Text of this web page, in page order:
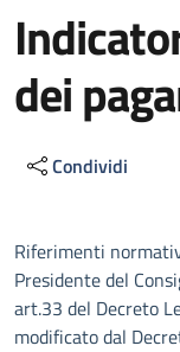
dei
Condividi
Riferimenti
Presidente del
art.33 del Decreto
modificato dal